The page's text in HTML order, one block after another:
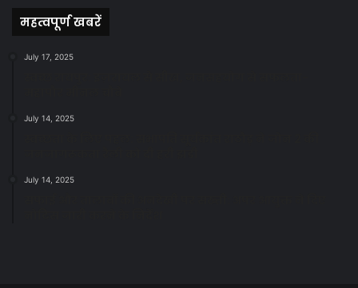
महत्वपूर्ण खबरें
July 17, 2025
July 14, 2025
July 14, 2025